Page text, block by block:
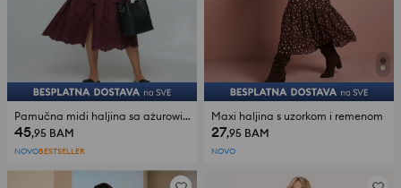
Pamučna midi haljina sa ażurowim uzorkom i remenom
45,95 BAM
NOVOBESTSELLER
Maxi haljina s uzorkom i remenom
27,95 BAM
NOVO